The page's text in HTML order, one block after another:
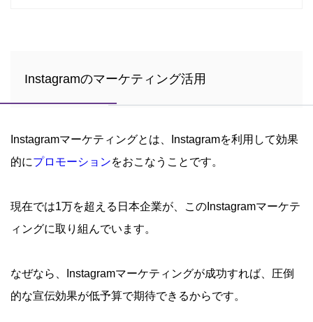
Instagramのマーケティング活用
Instagramマーケティングとは、Instagramを利用して効果
的にプロモーションをおこなうことです。
現在では1万を超える日本企業が、このInstagramマーケテ
ィングに取り組んでいます。
なぜなら、Instagramマーケティングが成功すれば、圧倒
的な宣伝効果が低予算で期待できるからです。